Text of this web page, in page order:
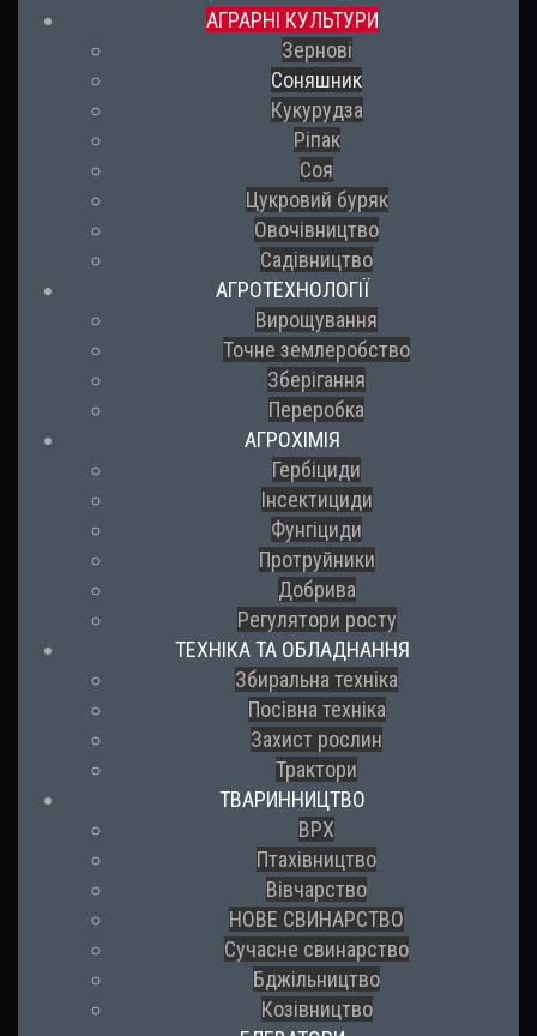
АГРАРНІ КУЛЬТУРИ
Зернові
Соняшник
Кукурудза
Ріпак
Соя
Цукровий буряк
Овочівництво
Садівництво
АГРОТЕХНОЛОГІЇ
Вирощування
Точне землеробство
Зберігання
Переробка
АГРОХІМІЯ
Гербіциди
Інсектициди
Фунгіциди
Протруйники
Добрива
Регулятори росту
ТЕХНІКА ТА ОБЛАДНАННЯ
Збиральна техніка
Посівна техніка
Захист рослин
Трактори
ТВАРИННИЦТВО
ВРХ
Птахівництво
Вівчарство
НОВЕ СВИНАРСТВО
Сучасне свинарство
Бджільництво
Козівництво